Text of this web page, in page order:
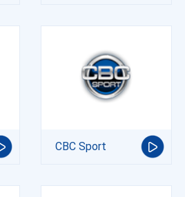
CBC Sport